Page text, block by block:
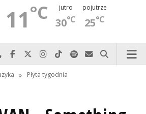
11°C jutro
30°C
pojutrze
25°C
Najlepiej po prostu do nas zadzwoń
Odwiedź nas na Facebook-u
Odwiedź nas na X
Odwiedź nas na Instagram-ie
Odwiedź nas na TikTok-u
Szukaj nas na Spotify
Wyślij do nas
Szukaj
» Płyta tygodnia